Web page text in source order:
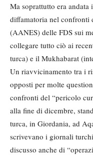
Ma soprattutto era
diffamatoria nel confronti
(AANES) delle FDS sui
collegare tutto ciò ai
turca) e il Mukhabarat
Un riavvicinamento tra i
opposti per molte
confronti del “pericolo
alla fine di dicembre,
turca, in Giordania, ad
scrivevano i giornali
discusso anche di